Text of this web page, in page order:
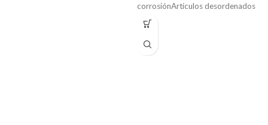
corrosiónArtículos desordenados
en casa, barco o marino,